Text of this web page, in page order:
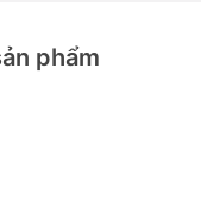
phẩm